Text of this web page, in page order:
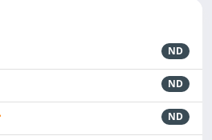
ND
ND
ND